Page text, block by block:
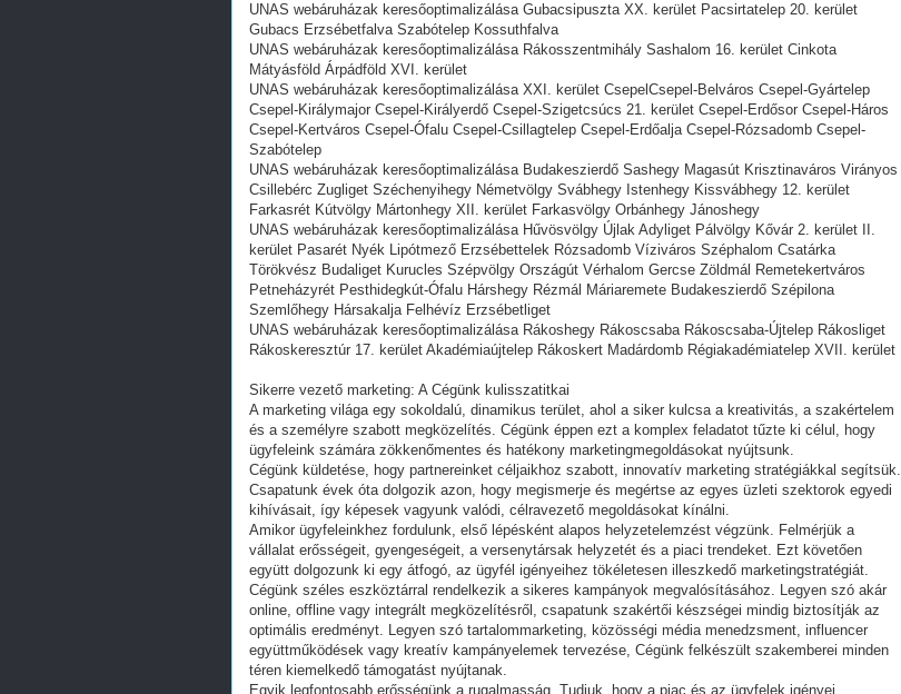
UNAS webáruházak keresőoptimalizálása Gubacsipuszta XX. kerület Pacsirtatelep 20. kerület
Gubacs Erzsébetfalva Szabótelep Kossuthfalva
UNAS webáruházak keresőoptimalizálása Rákosszentmihály Sashalom 16. kerület Cinkota
Mátyásföld Árpádföld XVI. kerület
UNAS webáruházak keresőoptimalizálása XXI. kerület CsepelCsepel-Belváros Csepel-Gyártelep
Csepel-Királymajor Csepel-Királyerdő Csepel-Szigetcsúcs 21. kerület Csepel-Erdősor Csepel-Háros
Csepel-Kertváros Csepel-Ófalu Csepel-Csillagtelep Csepel-Erdőalja Csepel-Rózsadomb Csepel-
Szabótelep
UNAS webáruházak keresőoptimalizálása Budakeszierdő Sashegy Magasút Krisztinaváros Virányos
Csillebérc Zugliget Széchenyihegy Németvölgy Svábhegy Istenhegy Kissvábhegy 12. kerület
Farkasrét Kútvölgy Mártonhegy XII. kerület Farkasvölgy Orbánhegy Jánoshegy
UNAS webáruházak keresőoptimalizálása Hűvösvölgy Újlak Adyliget Pálvölgy Kővár 2. kerület II.
kerület Pasarét Nyék Lipótmező Erzsébettelek Rózsadomb Víziváros Széphalom Csatárka
Törökvész Budaliget Kurucles Szépvölgy Országút Vérhalom Gercse Zöldmál Remetekertváros
Petneházyrét Pesthidegkút-Ófalu Hárshegy Rézmál Máriaremete Budakeszierdő Szépilona
Szemlőhegy Hársakalja Felhévíz Erzsébetliget
UNAS webáruházak keresőoptimalizálása Rákoshegy Rákoscsaba Rákoscsaba-Újtelep Rákosliget
Rákoskeresztúr 17. kerület Akadémiaújtelep Rákoskert Madárdomb Régiakadémiatelep XVII. kerület
Sikerre vezető marketing: A Cégünk kulisszatitkai
A marketing világa egy sokoldalú, dinamikus terület, ahol a siker kulcsa a kreativitás, a szakértelem
és a személyre szabott megközelítés. Cégünk éppen ezt a komplex feladatot tűzte ki célul, hogy
ügyfeleink számára zökkenőmentes és hatékony marketingmegoldásokat nyújtsunk.
Cégünk küldetése, hogy partnereinket céljaikhoz szabott, innovatív marketing stratégiákkal segítsük.
Csapatunk évek óta dolgozik azon, hogy megismerje és megértse az egyes üzleti szektorok egyedi
kihívásait, így képesek vagyunk valódi, célravezető megoldásokat kínálni.
Amikor ügyfeleinkhez fordulunk, első lépésként alapos helyzetelemzést végzünk. Felmérjük a
vállalat erősségeit, gyengeségeit, a versenytársak helyzetét és a piaci trendeket. Ezt követően
együtt dolgozunk ki egy átfogó, az ügyfél igényeihez tökéletesen illeszkedő marketingstratégiát.
Cégünk széles eszköztárral rendelkezik a sikeres kampányok megvalósításához. Legyen szó akár
online, offline vagy integrált megközelítésről, csapatunk szakértői készségei mindig biztosítják az
optimális eredményt. Legyen szó tartalommarketing, közösségi média menedzsment, influencer
együttműködések vagy kreatív kampányelemek tervezése, Cégünk felkészült szakemberei minden
téren kiemelkedő támogatást nyújtanak.
Egyik legfontosabb erősségünk a rugalmasság. Tudjuk, hogy a piac és az ügyfelek igényei